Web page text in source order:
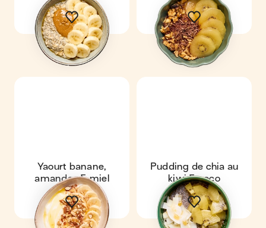
cacahuètes
Yaourt banane,
amandes & miel
Pudding de chia au
kiwi & coco